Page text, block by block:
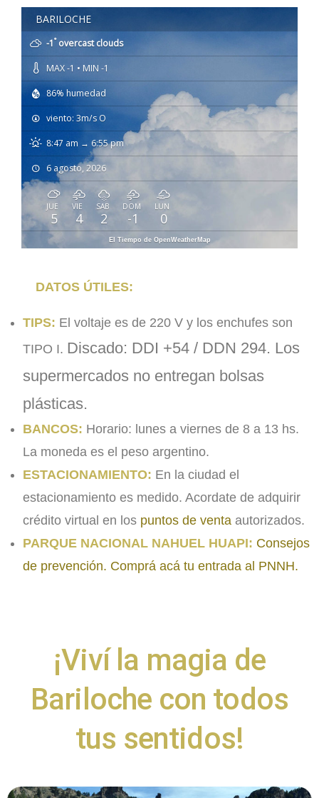
BARILOCHE
-1°overcast clouds
MAX -1 • MIN -1
86% humedad
viento: 3m/s O
8:47 am → 6:55 pm
6 agosto, 2026
JUE
5
VIE
4
SAB
2
DOM
-1
LUN
0
El Tiempo de OpenWeatherMap
DATOS ÚTILES:
TIPS: El voltaje es de 220 V y los enchufes son
TIPO I. Discado: DDI +54 / DDN 294. Los
supermercados no entregan bolsas
plásticas.
BANCOS: Horario: lunes a viernes de 8 a 13 hs.
La moneda es el peso argentino.
ESTACIONAMIENTO: En la ciudad el
estacionamiento es medido. Acordate de adquirir
crédito virtual en los puntos de venta autorizados.
PARQUE NACIONAL NAHUEL HUAPI: Consejos
de prevención. Comprá acá tu entrada al PNNH.
¡Viví la magia de
Bariloche con todos
tus sentidos!